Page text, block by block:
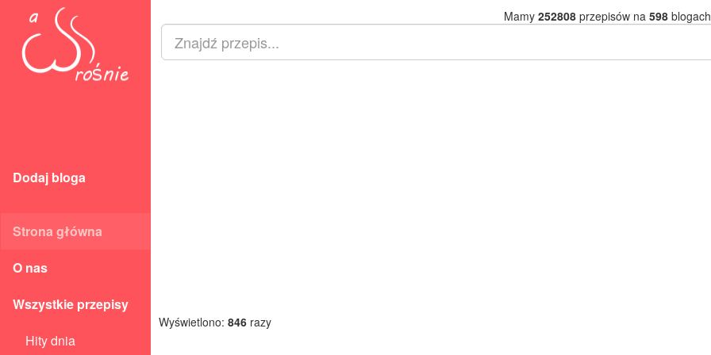
Dodaj bloga
Strona główna
O nas
Wszystkie przepisy
Hity dnia
Mamy 252808przepisów na 598
Wyświetlono: 846 razy